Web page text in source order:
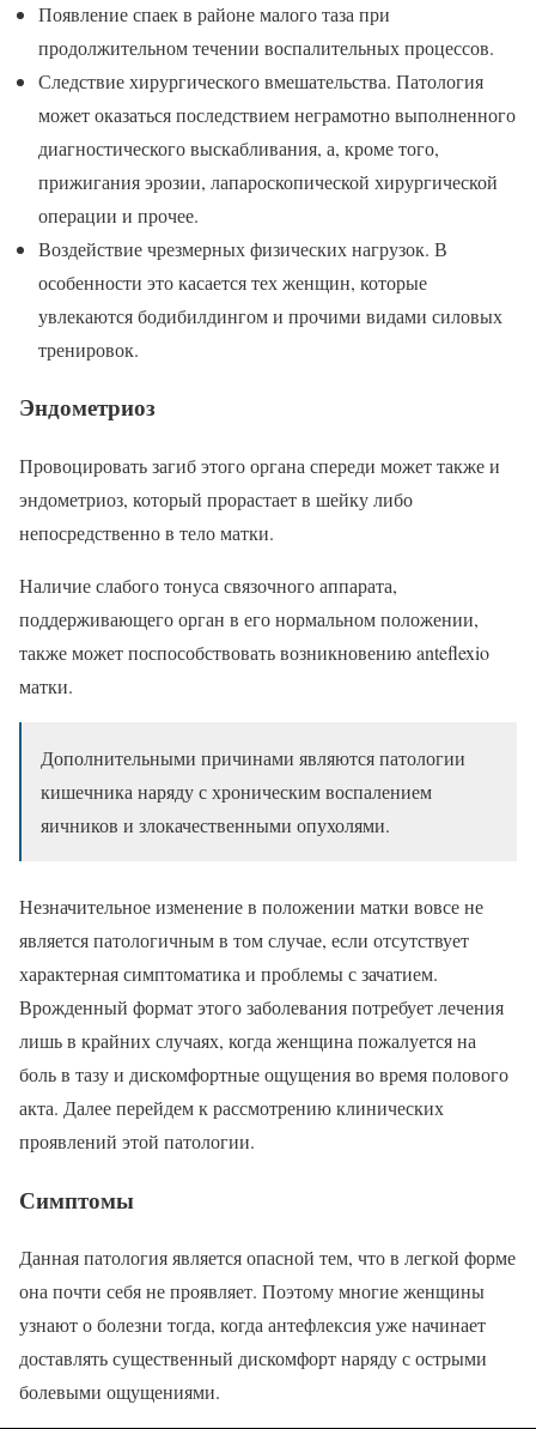
Появление спаек в районе малого таза при
продолжительном течении воспалительных процессов.
Следствие хирургического вмешательства. Патология
может оказаться последствием неграмотно выполненного
диагностического выскабливания, а, кроме того,
прижигания эрозии, лапароскопической хирургической
операции и прочее.
Воздействие чрезмерных физических нагрузок. В
особенности это касается тех женщин, которые
увлекаются бодибилдингом и прочими видами силовых
тренировок.
Эндометриоз
Провоцировать загиб этого органа спереди может также и
эндометриоз, который прорастает в шейку либо
непосредственно в тело матки.
Наличие слабого тонуса связочного аппарата,
поддерживающего орган в его нормальном положении,
также может поспособствовать возникновению anteflexio
матки.
Дополнительными причинами являются патологии
кишечника наряду с хроническим воспалением
яичников и злокачественными опухолями.
Незначительное изменение в положении матки вовсе не
является патологичным в том случае, если отсутствует
характерная симптоматика и проблемы с зачатием.
Врожденный формат этого заболевания потребует лечения
лишь в крайних случаях, когда женщина пожалуется на
боль в тазу и дискомфортные ощущения во время полового
акта. Далее перейдем к рассмотрению клинических
проявлений этой патологии.
Симптомы
Данная патология является опасной тем, что в легкой форме
она почти себя не проявляет. Поэтому многие женщины
узнают о болезни тогда, когда антефлексия уже начинает
доставлять существенный дискомфорт наряду с острыми
болевыми ощущениями.